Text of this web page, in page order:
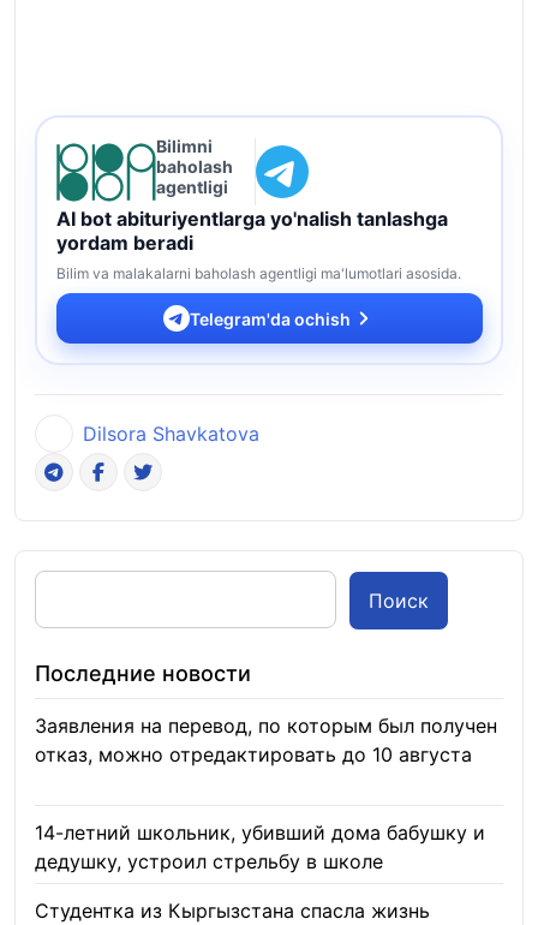
Bilimni
baholash
agentligi
AI bot abituriyentlarga yo'nalish tanlashga
yordam beradi
Bilim va malakalarni baholash agentligi ma'lumotlari asosida.
Telegram'da ochish
Dilsora Shavkatova
Поиск
Последние новости
Заявления на перевод, по которым был получен
отказ, можно отредактировать до 10 августа
14-летний школьник, убивший дома бабушку и
дедушку, устроил стрельбу в школе
Студентка из Кыргызстана спасла жизнь